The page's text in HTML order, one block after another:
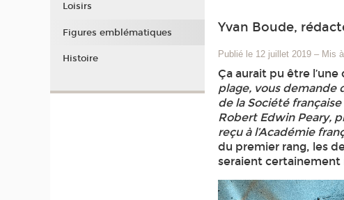
Yvan Boude,
Publié le 12 juillet 2019 – Mis
Ça aurait pu être
plage, vous demande
de la Société
Robert Edwin Peary,
reçu à l’Académie
du premier rang, les
seraient certainement
Loisirs
Figures emblématiques
Histoire